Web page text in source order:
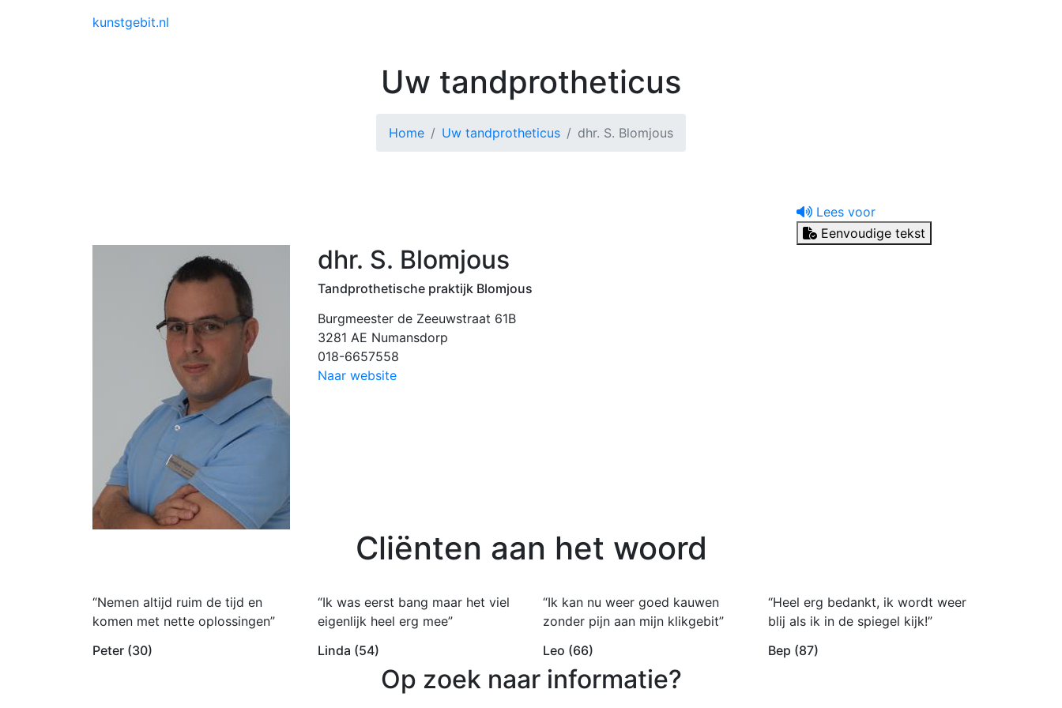
kunstgebit.nl
Uw tandprotheticus
Home Uw tandprotheticus dhr. S. Blomjous
Lees voor
Eenvoudige tekst
dhr. S. Blomjous
Tandprothetische praktijk Blomjous
Burgmeester de Zeeuwstraat 61B
3281 AE Numansdorp
018-6657558
Naar website
Cliënten aan het woord
“Nemen altijd ruim de tijd en
komen met nette oplossingen”
Peter (30)
“Ik was eerst bang maar het viel
eigenlijk heel erg mee”
Linda (54)
“Ik kan nu weer goed kauwen
zonder pijn aan mijn klikgebit”
Leo (66)
“Heel erg bedankt, ik wordt weer
blij als ik in de spiegel kijk!”
Bep (87)
Op zoek naar informatie?